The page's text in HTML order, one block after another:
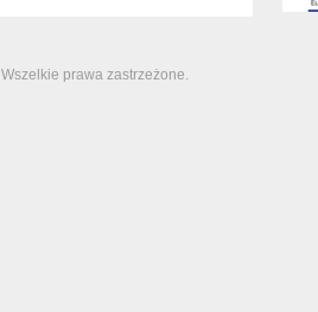
. Wszelkie prawa zastrzeżone.